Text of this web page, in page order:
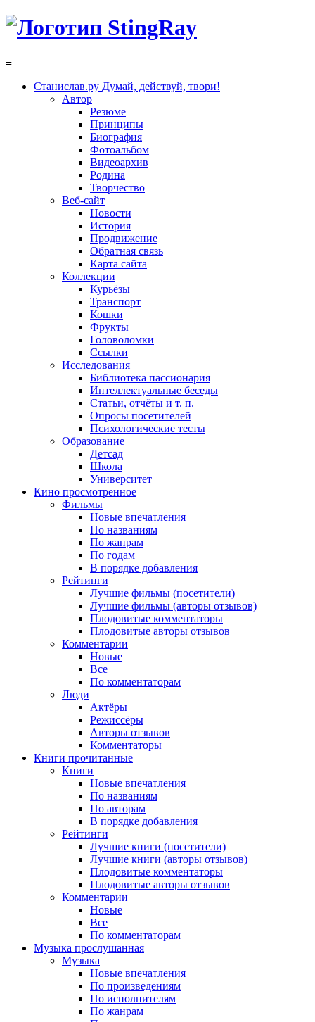
≡
Станислав.ру Думай, действуй, твори!
Автор
Резюме
Принципы
Биография
Фотоальбом
Видеоархив
Родина
Творчество
Веб-сайт
Новости
История
Продвижение
Обратная связь
Карта сайта
Коллекции
Курьёзы
Транспорт
Кошки
Фрукты
Головоломки
Ссылки
Исследования
Библиотека пассионария
Интеллектуальные беседы
Статьи, отчёты и т. п.
Опросы посетителей
Психологические тесты
Образование
Детсад
Школа
Университет
Кино просмотренное
Фильмы
Новые впечатления
По названиям
По жанрам
По годам
В порядке добавления
Рейтинги
Лучшие фильмы (посетители)
Лучшие фильмы (авторы отзывов)
Плодовитые комментаторы
Плодовитые авторы отзывов
Комментарии
Новые
Все
По комментаторам
Люди
Актёры
Режиссёры
Авторы отзывов
Комментаторы
Книги прочитанные
Книги
Новые впечатления
По названиям
По авторам
В порядке добавления
Рейтинги
Лучшие книги (посетители)
Лучшие книги (авторы отзывов)
Плодовитые комментаторы
Плодовитые авторы отзывов
Комментарии
Новые
Все
По комментаторам
Музыка прослушанная
Музыка
Новые впечатления
По произведениям
По исполнителям
По жанрам